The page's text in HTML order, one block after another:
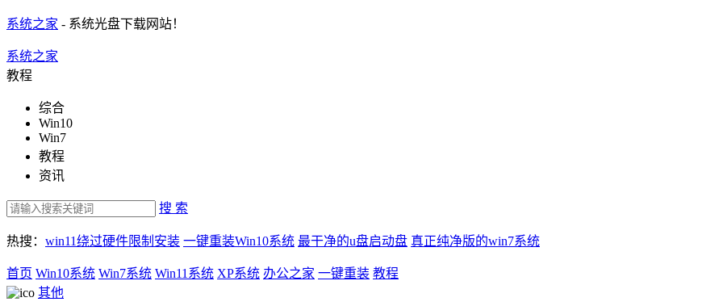
系统之家 - 系统光盘下载网站！
系统之家
教程
综合
Win10
Win7
教程
资讯
搜 索
热搜： win11绕过硬件限制安装 一键重装Win10系统 最干净的u盘启动盘 真正纯净版的win7系统
首页 Win10系统 Win7系统 Win11系统 XP系统 办公之家 一键重装 教程
其他